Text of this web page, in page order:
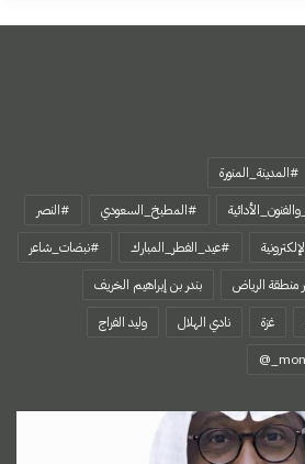
#المدينة_المنورة
#المطبخ_السعودي
#النصر
#عيد_الفطر_المبارك
#نبضات_شاعر
منطقة الرياض
بندر بن إبراهيم الخريف
غزة نادي الهلال
وليد الفراج